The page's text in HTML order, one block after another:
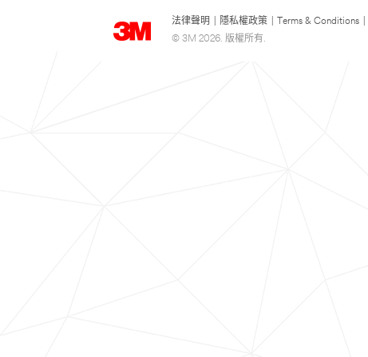
法律聲明 隱私權政策 Terms & Conditions
© 3M 2026. 版權所有.